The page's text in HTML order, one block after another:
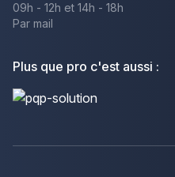
09h - 12h et 14h - 18h
Par mail
Plus que pro c'est aussi :